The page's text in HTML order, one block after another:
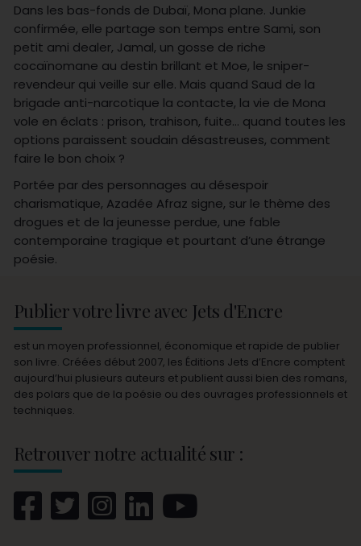
Dans les bas-fonds de Dubaï, Mona plane. Junkie
confirmée, elle partage son temps entre Sami, son
petit ami dealer, Jamal, un gosse de riche
cocaïnomane au destin brillant et Moe, le sniper-
revendeur qui veille sur elle. Mais quand Saud de la
brigade anti-narcotique la contacte, la vie de Mona
vole en éclats : prison, trahison, fuite… quand toutes les
options paraissent soudain désastreuses, comment
faire le bon choix ?
Portée par des personnages au désespoir
charismatique, Azadée Afraz signe, sur le thème des
drogues et de la jeunesse perdue, une fable
contemporaine tragique et pourtant d’une étrange
poésie.
Publier votre livre avec Jets d'Encre
est un moyen professionnel, économique et rapide de publier
son livre. Créées début 2007, les Éditions Jets d’Encre comptent
aujourd’hui plusieurs auteurs et publient aussi bien des romans,
des polars que de la poésie ou des ouvrages professionnels et
techniques.
Retrouver notre actualité sur :